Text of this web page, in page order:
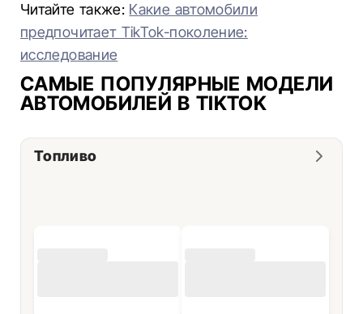
Читайте также: Какие автомобили
предпочитает TikTok-поколение:
исследование
САМЫЕ ПОПУЛЯРНЫЕ МОДЕЛИ
АВТОМОБИЛЕЙ В TIKTOK
Топливо